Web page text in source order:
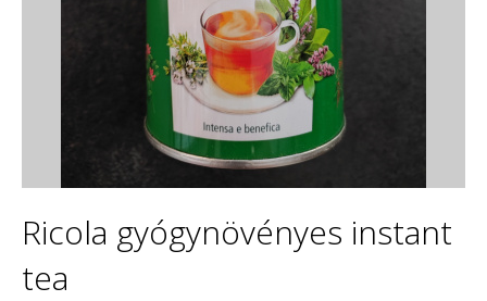
Ricola gyógynövényes instant
tea